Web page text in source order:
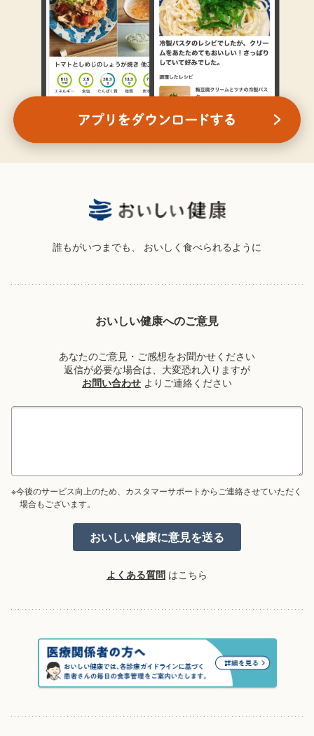
誰もがいつまでも、 おいしく食べられるように
おいしい健康へのご意見
あなたのご意見・ご感想をお聞かせください
返信が必要な場合は、大変恐れ入りますが
お問い合わせ よりご連絡ください
※今後のサービス向上のため、カスタマーサポートからご連絡させていただく
場合もございます。
よくある質問 はこちら